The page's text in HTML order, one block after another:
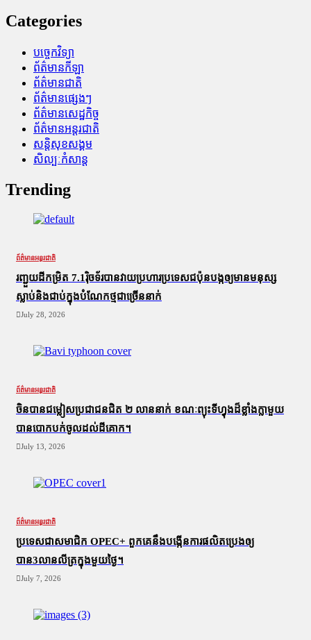
Categories
បច្ចេកវិទ្យា
ព័ត៌មានកីឡា
ព័ត៌មានជាតិ
ព័ត៌មានផ្សេងៗ
ព័ត៌មានសេដ្ឋកិច្ច
ព័ត៌មានអន្តរជាតិ
សន្តិសុខសង្គម
សិល្បៈកំសាន្ត
Trending
ព័ត៌មានអន្តរជាតិ
រញ្ជួយដីកម្រិត​ 7.1រ៉ិចទ័របានវាយប្រហារប្រទេសជប៉ុនបង្កឲ្យមានមនុស្ស
ស្លាប់​និង​ជាប់ក្នុងបំណែកថ្មជាច្រើននាក់
July 28, 2026
ព័ត៌មានអន្តរជាតិ
ចិនបានជម្លៀសប្រជាជនជិត ២ លាននាក់ ខណៈព្យុះទីហ្វុងដ៏ខ្លាំងក្លាមួយ
បានបោកបក់ចូលដល់ដីគោក។
July 13, 2026
ព័ត៌មានអន្តរជាតិ
ប្រទេសជាសមាជិក OPEC+​ ពួកគេនឹងបង្កើនការផលិតប្រេងឲ្យ
បាន3លានលីត្រក្នុងមួយថ្ងៃ។
July 7, 2026